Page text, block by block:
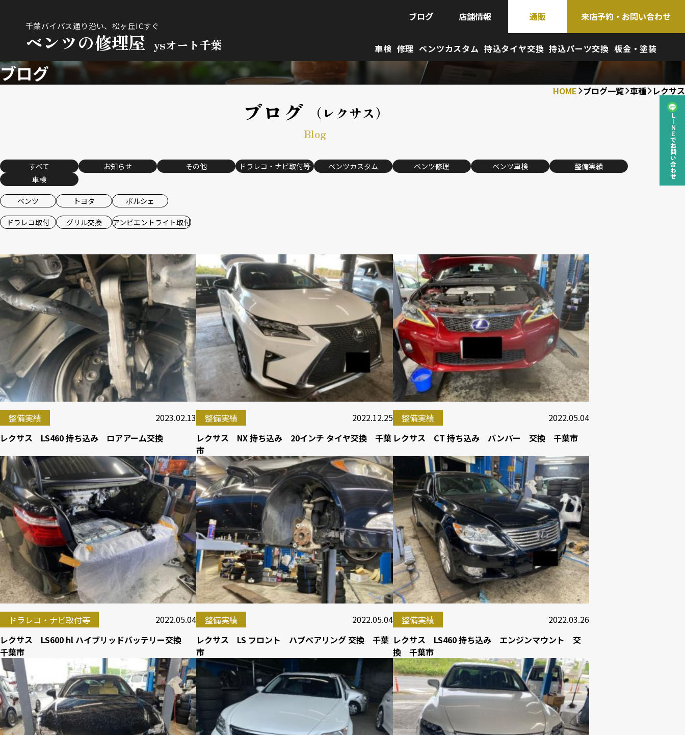
千葉バイパス通り沿い、松ヶ丘ICすぐ
ベンツの修理屋 ysオート千葉
ブログ 店舗情報 通販 来店予約・お問い合わせ
車検 修理 ベンツカスタム 持込タイヤ交換 持込パーツ交換 板金・塗装
LINEでお問い合わせ
ブログ
HOME ブログ一覧 車種 レクサス
ブログ （レクサス）
Blog
すべて お知らせ その他 ドラレコ・ナビ取付等 ベンツカスタム ベンツ修理 ベンツ車検
整備実績
車検
ベンツ トヨタ ポルシェ
ドラレコ取付 グリル交換 アンビエントライト取付
整備実績
2023.02.13
レクサス LS460 持ち込み ロアアーム交換
整備実績
2022.12.25
レクサス NX 持ち込み 20インチ タイヤ交換 千葉
市
整備実績
2022.05.04
レクサス CT 持ち込み バンパー 交換 千葉市
ドラレコ・ナビ取付等
2022.05.04
レクサス LS600 hl ハイブリッドバッテリー交換
千葉市
整備実績
2022.05.04
レクサス LS フロント ハブベアリング 交換 千葉
市
整備実績
2022.03.26
レクサス LS460 持ち込み エンジンマウント 交
換 千葉市